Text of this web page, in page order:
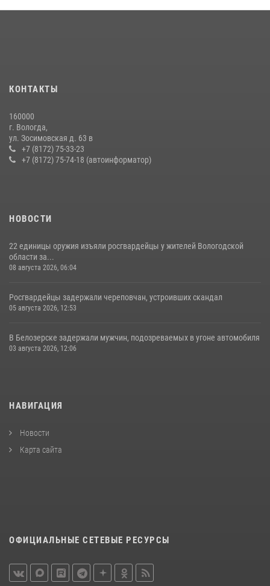
Росгвардии в Вологодской области
26 единиц оружия сдали росгвардейцам добровольно жители
Вологодской области за минувшую неделю
11 июля 2026, 05:49
КОНТАКТЫ
160000
г. Вологда,
ул. Зосимовская д. 63 в
+7 (8172) 75-33-23
+7 (8172) 75-74-18 (автоинформатор)
НОВОСТИ
22 единицы оружия изъяли росгвардейцы у жителей Вологодской
области за...
08 августа 2026, 06:04
Росгвардейцы задержали череповчан, устроивших скандал
05 августа 2026, 12:53
В Белозерске задержали мужчин, подозреваемых в угоне автомобиля
03 августа 2026, 12:06
НАВИГАЦИЯ
Новости
Карта сайта
ОФИЦИАЛЬНЫЕ СЕТЕВЫЕ РЕСУРСЫ